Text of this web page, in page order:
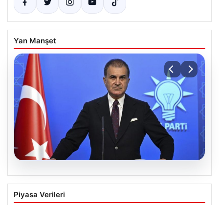
Yan Manşet
05.08.2026
Çerçeve yasa teklifi Meclis’te | AK Parti
Sözcüsü Çelik: İki yıllık sürecin en
Piyasa Verileri